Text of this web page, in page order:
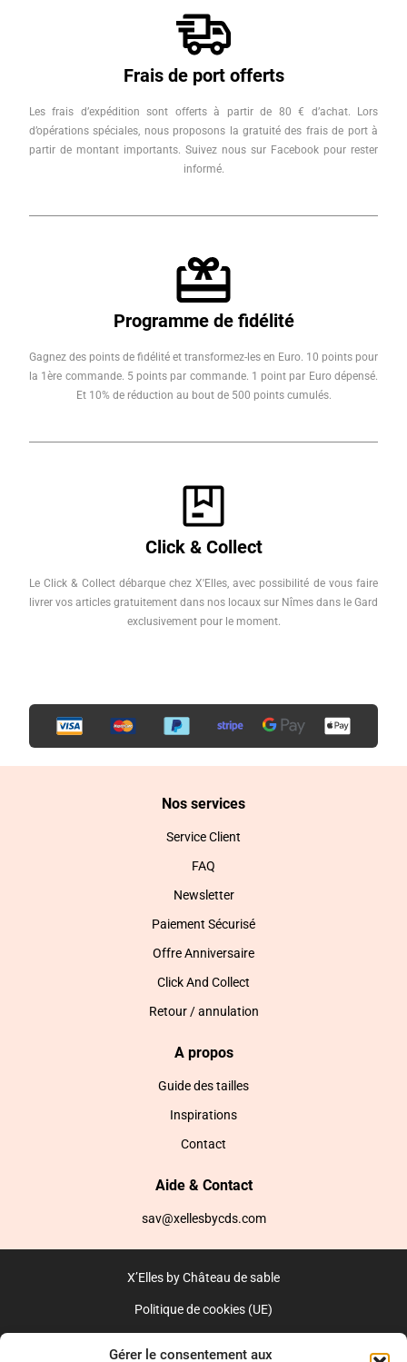
Gérer le consentement aux
Frais de port offerts
Les frais d’expédition sont offerts à partir de 80 € d’achat. Lors
d’opérations spéciales, nous proposons la gratuité des frais de port à
partir de montant importants. Suivez nous sur Facebook pour rester
informé.
Programme de fidélité
Gagnez des points de fidélité et transformez-les en Euro. 10 points pour
la 1ère commande. 5 points par commande. 1 point par Euro dépensé.
Et 10% de réduction au bout de 500 points cumulés.
Click & Collect
Le Click & Collect débarque chez X'Elles, avec possibilité de vous faire
livrer vos articles gratuitement dans nos locaux sur Nîmes dans le Gard
exclusivement pour le moment.
Nos services
Service Client
FAQ
Newsletter
Paiement Sécurisé
Offre Anniversaire
Click And Collect
Retour / annulation
A propos
Guide des tailles
Inspirations
Contact
Aide & Contact
sav@xellesbycds.com
X’Elles by Château de sable
Politique de cookies (UE)